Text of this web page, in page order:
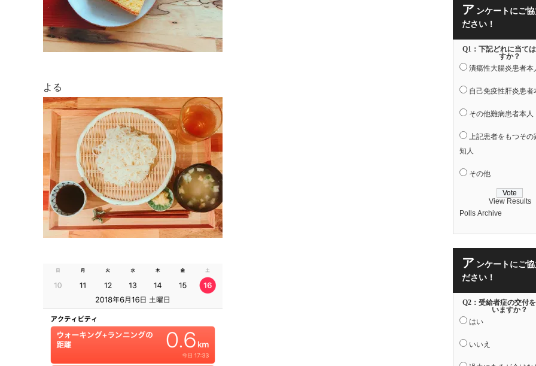
よる
ア ンケートにご
ださい！
Q1：下記どれに当て
すか？
潰瘍性大腸炎患者本
自己免疫性肝炎患者
その他難病患者本人
上記患者をもつその
知人
その他
View Results
Polls Archive
ア ンケートにご
ださい！
Q2：受給者症の交付
いますか？
はい
いいえ